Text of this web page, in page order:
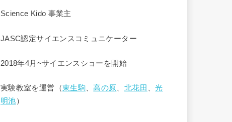
Science Kido 事業主
JASC認定サイエンスコミュニケーター
2018年4月~サイエンスショーを開始
実験教室を運営（東生駒 、高の原 北花田 、光
明池）